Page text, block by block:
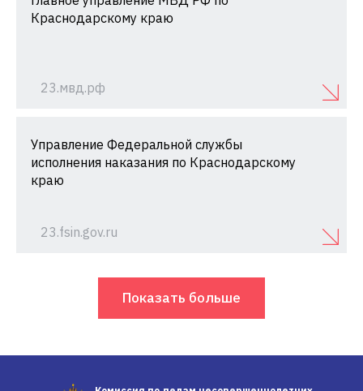
Краснодарскому краю
23.мвд.рф
Управление Федеральной службы
исполнения наказания по Краснодарскому
краю
23.fsin.gov.ru
Показать больше